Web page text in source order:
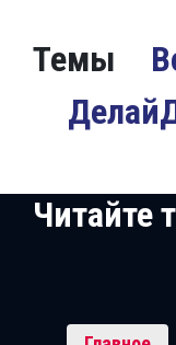
Темы
Читайте